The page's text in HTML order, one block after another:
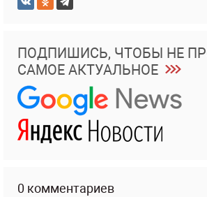
ПОДПИШИСЬ, ЧТОБЫ НЕ
САМОЕ АКТУАЛЬНОЕ
0 комментариев